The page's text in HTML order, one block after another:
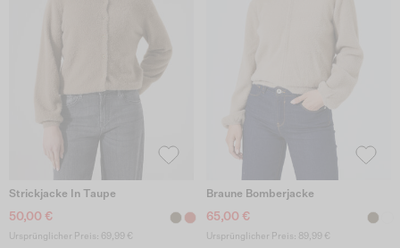
Strickjacke In Taupe
50,00 €
Ursprünglicher Preis: 69,99 €
Braune Bomberjacke
65,00 €
Ursprünglicher Preis: 89,99 €